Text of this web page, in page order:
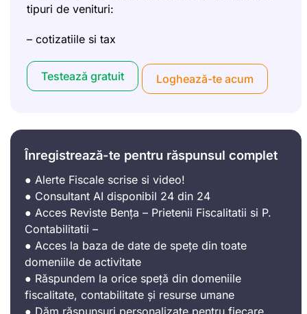
tipuri de venituri:
– cotizatiile si tax
Testează gratuit Loghează-te acum
Înregistrează-te pentru răspunsul complet
● Alerte Fiscale scrise si video!
● Consultant AI disponibil 24 din 24
● Acces Reviste Bența – Prietenii Fiscalitatii si P.
Contabilitatii –
● Acces la baza de date de spețe din toate
domeniile de activitate
● Răspundem la orice speță din domeniile
fiscalitate, contabilitate și resurse umane
● Dăm răspunsuri personalizate pentru fiecare